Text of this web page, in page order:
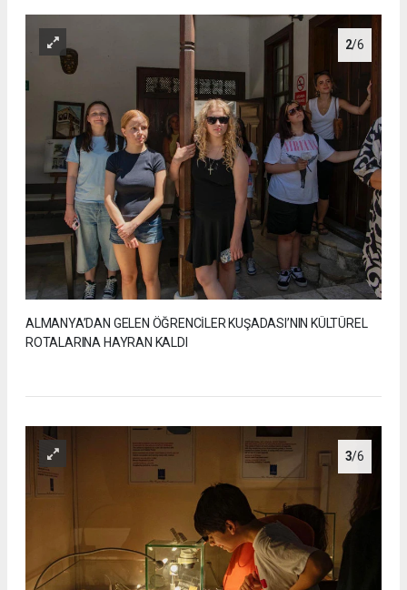
2/6
ALMANYA’DAN GELEN ÖĞRENCİLER KUŞADASI’NIN KÜLTÜREL
ROTALARINA HAYRAN KALDI
3/6